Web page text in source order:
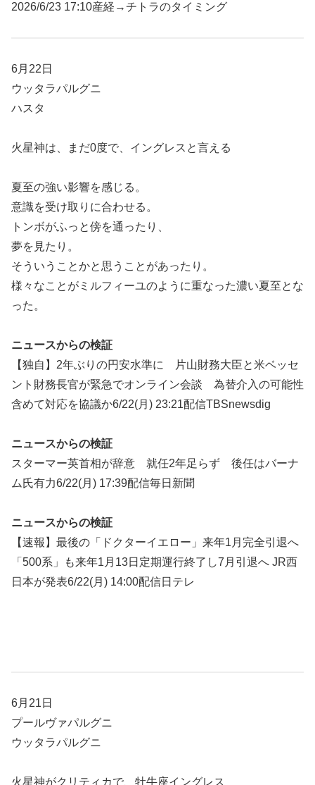
2026/6/23 17:10産経→チトラのタイミング
6月22日
ウッタラパルグニ
ハスタ
火星神は、まだ0度で、イングレスと言える
夏至の強い影響を感じる。
意識を受け取りに合わせる。
トンボがふっと傍を通ったり、
夢を見たり。
そういうことかと思うことがあったり。
様々なことがミルフィーユのように重なった濃い夏至とな
った。
ニュースからの検証
【独自】2年ぶりの円安水準に 片山財務大臣と米ベッセ
ント財務長官が緊急でオンライン会談 為替介入の可能性
含めて対応を協議か6/22(月) 23:21配信TBSnewsdig
ニュースからの検証
スターマー英首相が辞意 就任2年足らず 後任はバーナ
ム氏有力6/22(月) 17:39配信毎日新聞
ニュースからの検証
【速報】最後の「ドクターイエロー」来年1月完全引退へ
「500系」も来年1月13日定期運行終了し7月引退へ JR西
日本が発表6/22(月) 14:00配信日テレ
6月21日
プールヴァパルグニ
ウッタラパルグニ
火星神がクリティカで、牡牛座イングレス